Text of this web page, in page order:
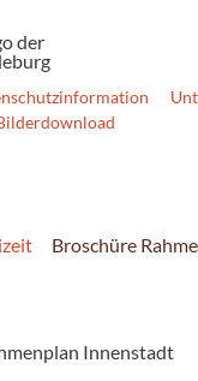
Broschüre